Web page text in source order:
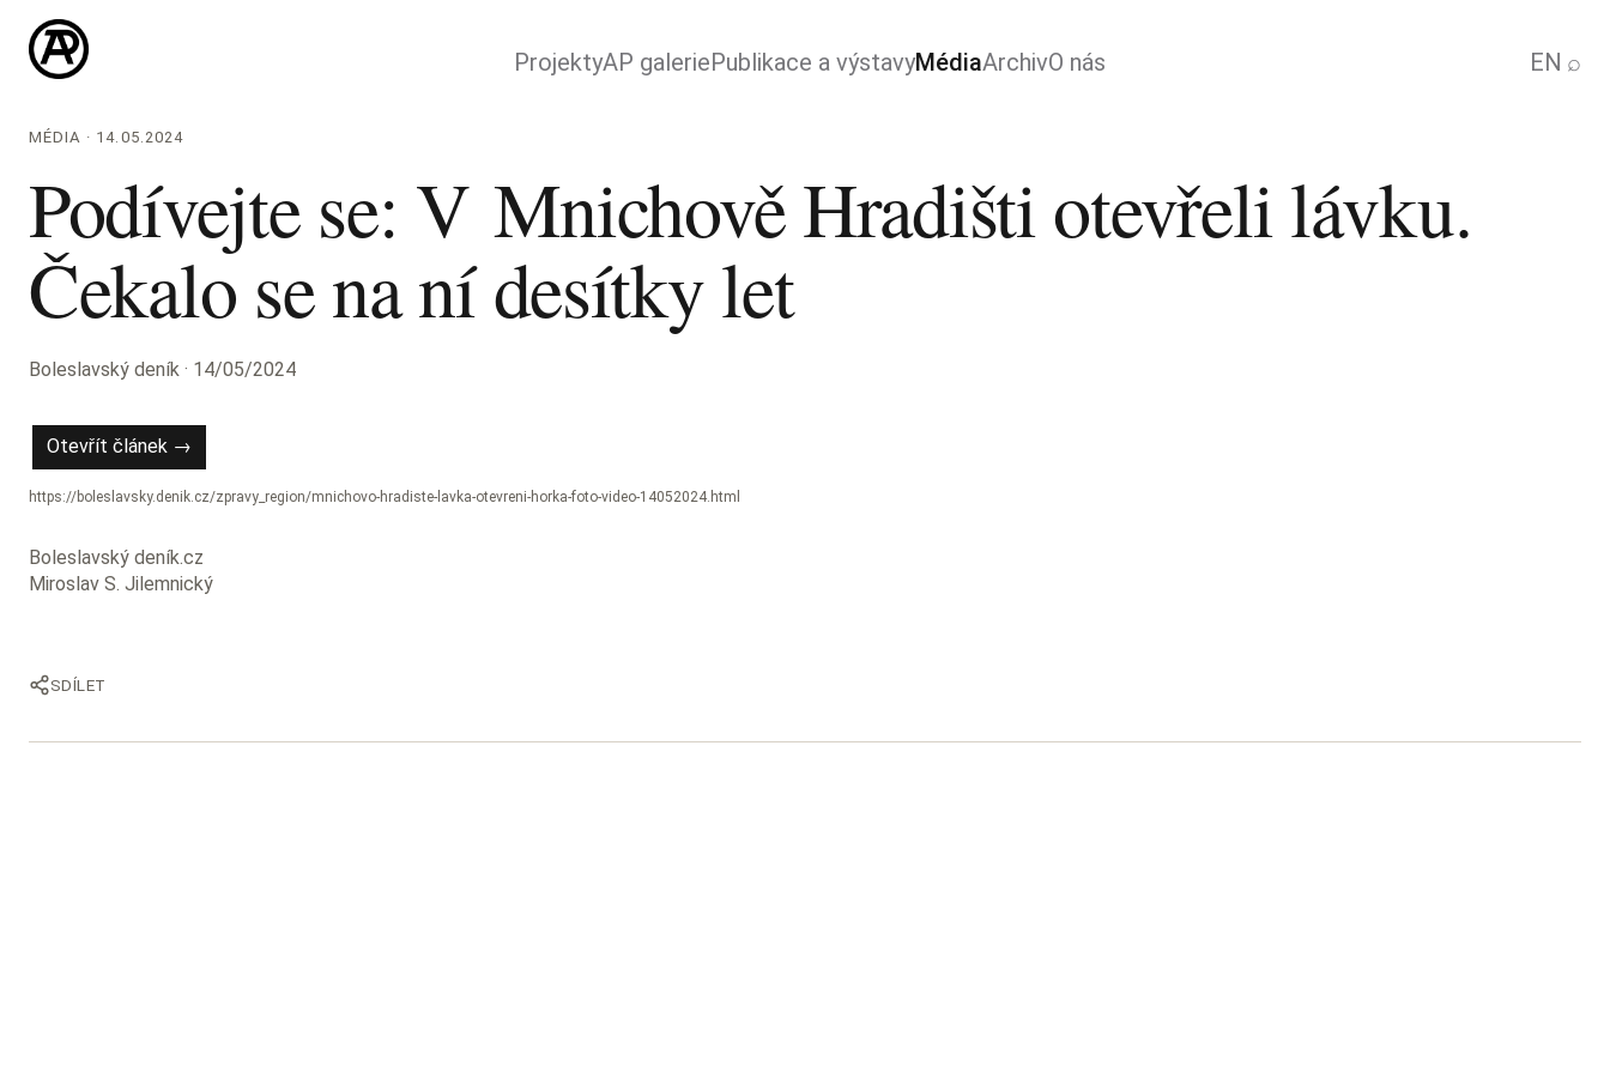
ProjektyAP galeriePublikace a výstavyMédiaArchivO nás EN ⌕
MÉDIA · 14.05.2024
Podívejte se: V Mnichově Hradišti otevřeli lávku.
Čekalo se na ní desítky let
Boleslavský deník · 14/05/2024
Otevřít článek →
https://boleslavsky.denik.cz/zpravy_region/mnichovo-hradiste-lavka-otevreni-horka-foto-video-14052024.html
Boleslavský deník.cz
Miroslav S. Jilemnický
SDÍLET